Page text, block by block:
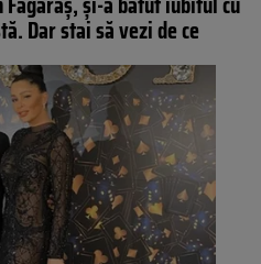
Dar stai să vezi de ce